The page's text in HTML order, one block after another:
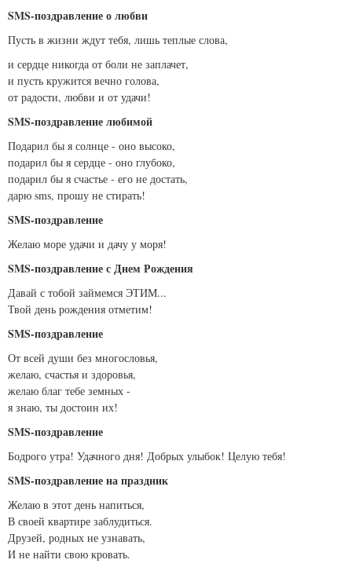
SMS-поздравление о любви
Пусть в жизни ждут тебя, лишь теплые слова,
и сердце никогда от боли не заплачет,
и пусть кружится вечно голова,
от радости, любви и от удачи!
SMS-поздравление любимой
Подарил бы я солнце - оно высоко,
подарил бы я сердце - оно глубоко,
подарил бы я счастье - его не достать,
дарю sms, прошу не стирать!
SMS-поздравление
Желаю море удачи и дачу у моря!
SMS-поздравление с Днем Рождения
Давай с тобой займемся ЭТИМ...
Твой день рождения отметим!
SMS-поздравление
От всей души без многословья,
желаю, счастья и здоровья,
желаю благ тебе земных -
я знаю, ты достоин их!
SMS-поздравление
Бодрого утра! Удачного дня! Добрых улыбок! Целую тебя!
SMS-поздравление на праздник
Желаю в этот день напиться,
В своей квартире заблудиться.
Друзей, родных не узнавать,
И не найти свою кровать.